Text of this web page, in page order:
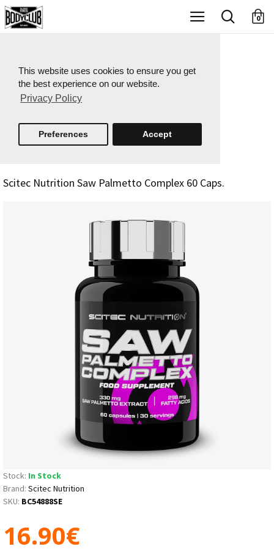
This website uses cookies to ensure you get
the best experience on our website.
Privacy Policy
X
Preferences Accept
0
Scitec Nutrition Saw Palmetto Complex 60 Caps.
Stock: In Stock
Brand: Scitec Nutrition
SKU: BC54888SE
16.90€